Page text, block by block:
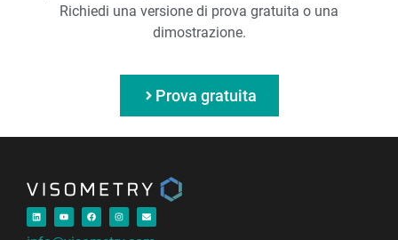
Richiedi una versione di prova gratuita o una
dimostrazione.
Prova gratuita